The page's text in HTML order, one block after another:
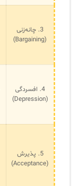
3. چانه‌زنی
(Bargaining)
4. افسردگی
(Depression)
5. پذیرش
(Acceptance)
سامانه مدیریت
DDI
◉
Protection Plus
سامانه مدیریت
سامانه مدیریت و
سامانه آزمون آنلاین